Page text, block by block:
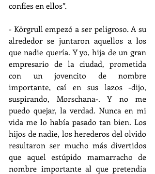
confíes en ellos”.
- Körgrull empezó a ser peligroso. A su
alrededor se juntaron aquellos a los
que nadie quería. Y yo, hija de un gran
empresario de la ciudad, prometida
con un jovencito de nombre
importante, caí en sus lazos -dijo,
suspirando, Morschana-. Y no me
puedo quejar, la verdad. Nunca en mi
vida me lo había pasado tan bien. Los
hijos de nadie, los herederos del olvido
resultaron ser mucho más divertidos
que aquel estúpido mamarracho de
nombre importante al que pretendía